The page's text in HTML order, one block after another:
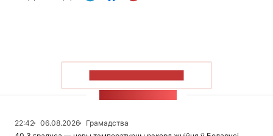
22:42 06.08.2026
Грамадства